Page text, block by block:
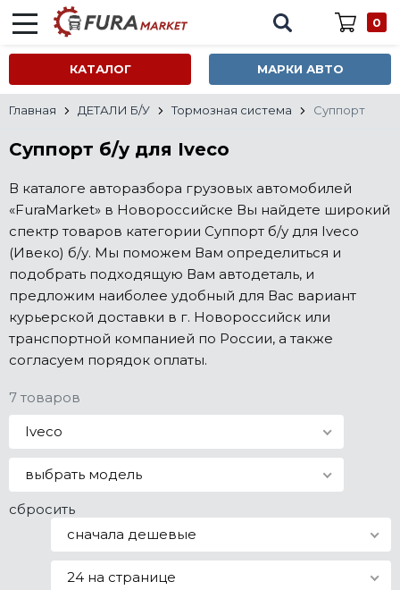
0
КАТАЛОГ МАРКИ АВТО
Главная ДЕТАЛИ Б/У Тормозная система Суппорт
Суппорт б/у для Iveco
В каталоге авторазбора грузовых автомобилей
«FuraMarket» в Новороссийске Вы найдете широкий
спектр товаров категории Суппорт б/у для Iveco
(Ивеко) б/у. Мы поможем Вам определиться и
подобрать подходящую Вам автодеталь, и
предложим наиболее удобный для Вас вариант
курьерской доставки в г. Новороссийск или
транспортной компанией по России, а также
согласуем порядок оплаты.
7 товаров
Iveco
выбрать модель
сбросить
сначала дешевые
24 на странице